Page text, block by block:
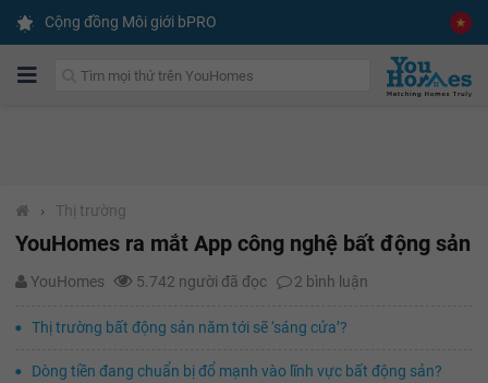
Cộng đồng Môi giới bPRO
› Thị trường
YouHomes ra mắt App công nghệ bất động sản
YouHomes 5.742 người đã đọc 2 bình luận
Thị trường bất động sản năm tới sẽ ‘sáng cửa’?
Dòng tiền đang chuẩn bị đổ mạnh vào lĩnh vực bất động sản?